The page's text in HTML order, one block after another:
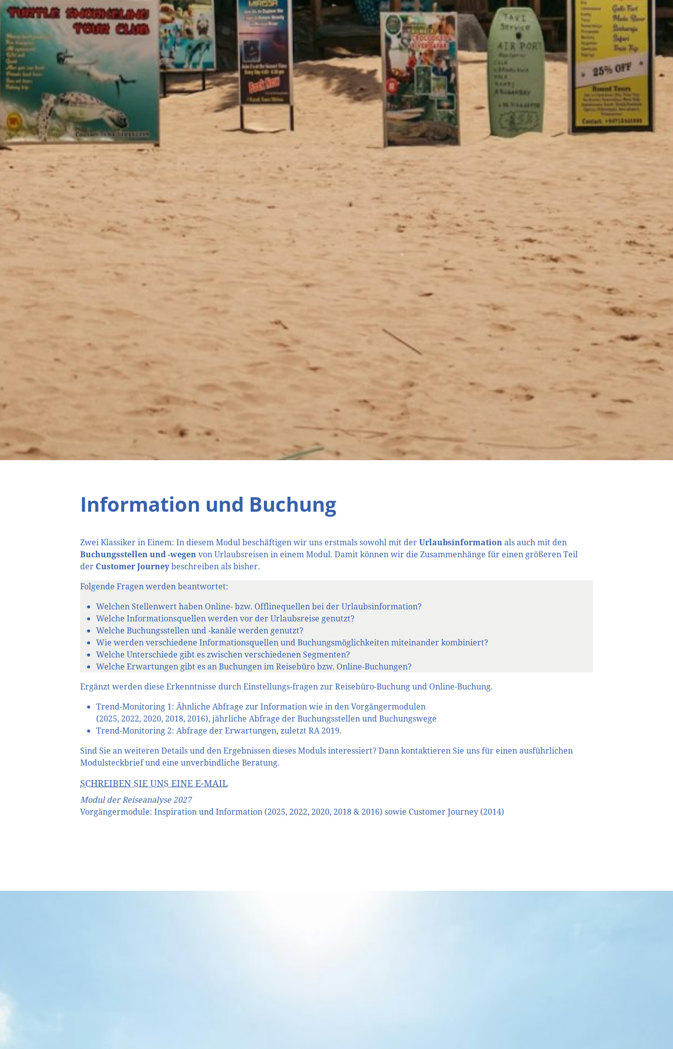
Information und Buchung
Zwei Klassiker in Einem: In diesem Modul beschäftigen wir uns erstmals sowohl mit derUrlaubsinformationals auch mit den
Buchungsstellen und -wegenvon Urlaubsreisen in einem Modul. Damit können wir die Zusammenhänge für einen größeren Teil
der Customer Journeybeschreiben als bisher.
Folgende Fragen werden beantwortet:
Welchen Stellenwert haben Online- bzw. Offlinequellen bei der Urlaubsinformation?
Welche Informationsquellen werden vor der Urlaubsreise genutzt?
Welche Buchungsstellen und -kanäle werden genutzt?
Wie werden verschiedene Informationsquellen und Buchungsmöglichkeiten miteinander kombiniert?
Welche Unterschiede gibt es zwischen verschiedenen Segmenten?
Welche Erwartungen gibt es an Buchungen im Reisebüro bzw. Online-Buchungen?
Ergänzt werden diese Erkenntnisse durch Einstellungs-fragen zur Reisebüro-Buchung und Online-Buchung.
Trend-Monitoring 1: Ähnliche Abfrage zur Information wie in den Vorgängermodulen
(2025, 2022, 2020, 2018, 2016), jährliche Abfrage der Buchungsstellen und Buchungswege
Trend-Monitoring 2: Abfrage der Erwartungen, zuletzt RA 2019.
Sind Sie an weiteren Details und den Ergebnissen dieses Moduls interessiert? Dann kontaktieren Sie uns für einen ausführlichen
Modulsteckbrief und eine unverbindliche Beratung.
SCHREIBEN SIE UNS EINE E-MAIL
Modul der Reiseanalyse 2027
Vorgängermodule: Inspiration und Information (2025, 2022, 2020, 2018 & 2016) sowie Customer Journey (2014)